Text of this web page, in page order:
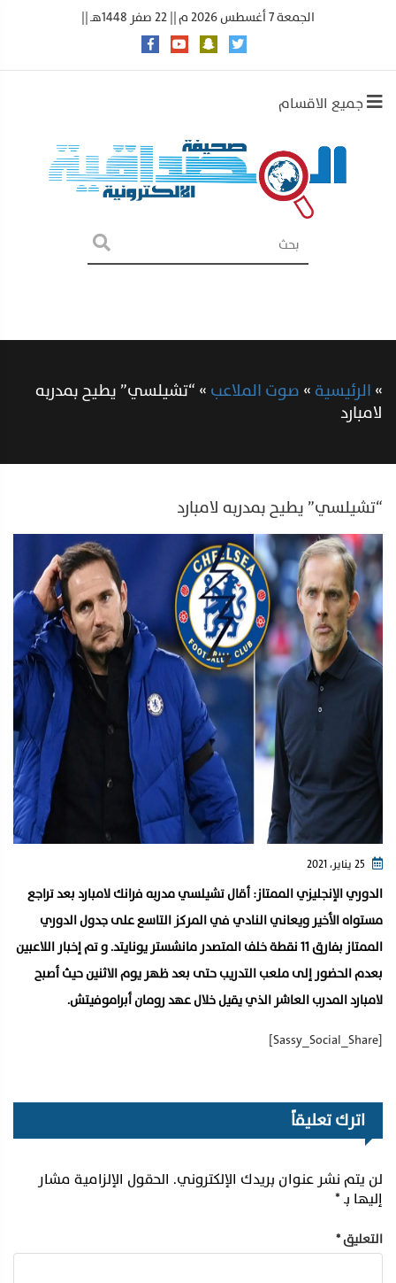
الجمعة 7 أغسطس 2026 م || 22 صفر 1448هـ ||
جميع الاقسام
»الرئيسية»صوت الملاعب»“تشيلسي” يطيح بمدربه
لامبارد
“تشيلسي” يطيح بمدربه لامبارد
الدوري الإنجليزي الممتاز: أقال تشيلسي مدربه فرانك لامبارد بعد تراجع
مستواه الأخير ويعاني النادي في المركز التاسع على جدول الدوري
الممتاز بفارق 11 نقطة خلف المتصدر مانشستر يونايتد. و تم إخبار اللاعبين
بعدم الحضور إلى ملعب التدريب حتى بعد ظهر يوم الاثنين حيث أصبح
لامبارد المدرب العاشر الذي يقيل خلال عهد رومان أبراموفيتش.
[Sassy_Social_Share]
اترك تعليقاً
لن يتم نشر عنوان بريدك الإلكتروني. الحقول الإلزامية مشار
إليها بـ*
التعليق*